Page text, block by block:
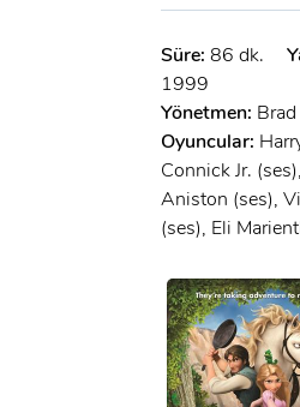
Süre: 86 dk.
1999
Yönetmen:
Oyuncular:
Connick Jr.
Aniston (ses),
(ses), Eli